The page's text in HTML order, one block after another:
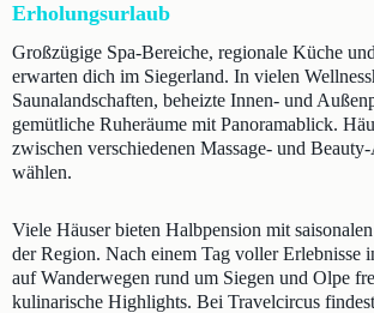
Erholungsurlaub
Großzügige Spa-Bereiche, regionale Küche
erwarten dich im Siegerland. In vielen
Saunalandschaften, beheizte Innen- und
gemütliche Ruheräume mit Panoramablick.
zwischen verschiedenen Massage- und
wählen.
Viele Häuser bieten Halbpension mit
der Region. Nach einem Tag voller Erlebnisse
auf Wanderwegen rund um Siegen und Olpe
kulinarische Highlights. Bei Travelcircus